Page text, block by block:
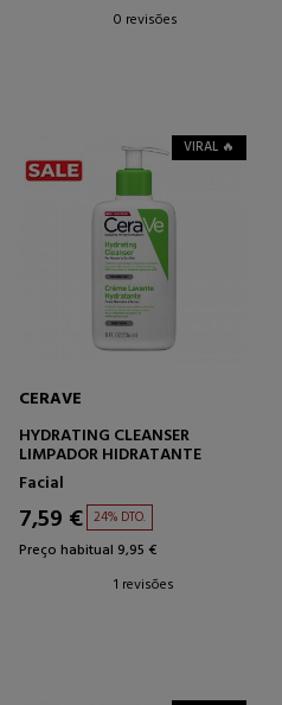
0 revisões
VIRAL 🔥
CERAVE
HYDRATING CLEANSER
LIMPADOR HIDRATANTE
Facial
7,59 € 24% DTO.
Preço habitual 9,95 €
1 revisões